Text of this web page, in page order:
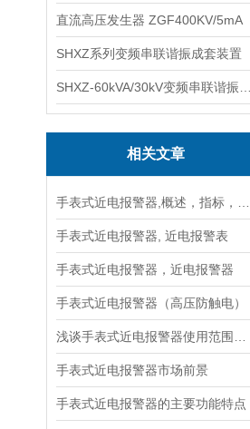
直流高压发生器 ZGF400KV/5mA
SHXZ系列变频串联谐振成套装置
相关文章
手表式近电报警器, 近电报警表
手表式近电报警器，近电报警器
手表式近电报警器（高压防触电）
手表式近电报警器市场前景
手表式近电报警器的主要功能特点